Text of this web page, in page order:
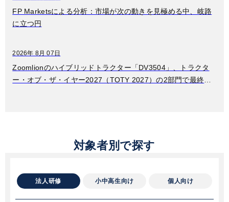
FP Marketsによる分析：市場が次の動きを見極める中、岐路
に立つ円
2026年 8月 07日
Zoomlionのハイブリッドトラクター「DV3504」、トラクタ
ー・オブ・ザ・イヤー2027（TOTY 2027）の2部門で最終候
対象者別で探す
法人研修 小中高生向け 個人向け